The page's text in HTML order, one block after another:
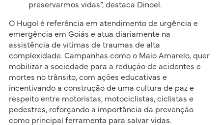
preservarmos vidas”, destaca Dinoel.
O Hugol é referência em atendimento de urgência e
emergência em Goiás e atua diariamente na
assistência de vítimas de traumas de alta
complexidade. Campanhas como o Maio Amarelo, quer
mobilizar a sociedade para a redução de acidentes e
mortes no trânsito, com ações educativas e
incentivando a construção de uma cultura de paz e
respeito entre motoristas, motociclistas, ciclistas e
pedestres, reforçando a importância da prevenção
como principal ferramenta para salvar vidas.